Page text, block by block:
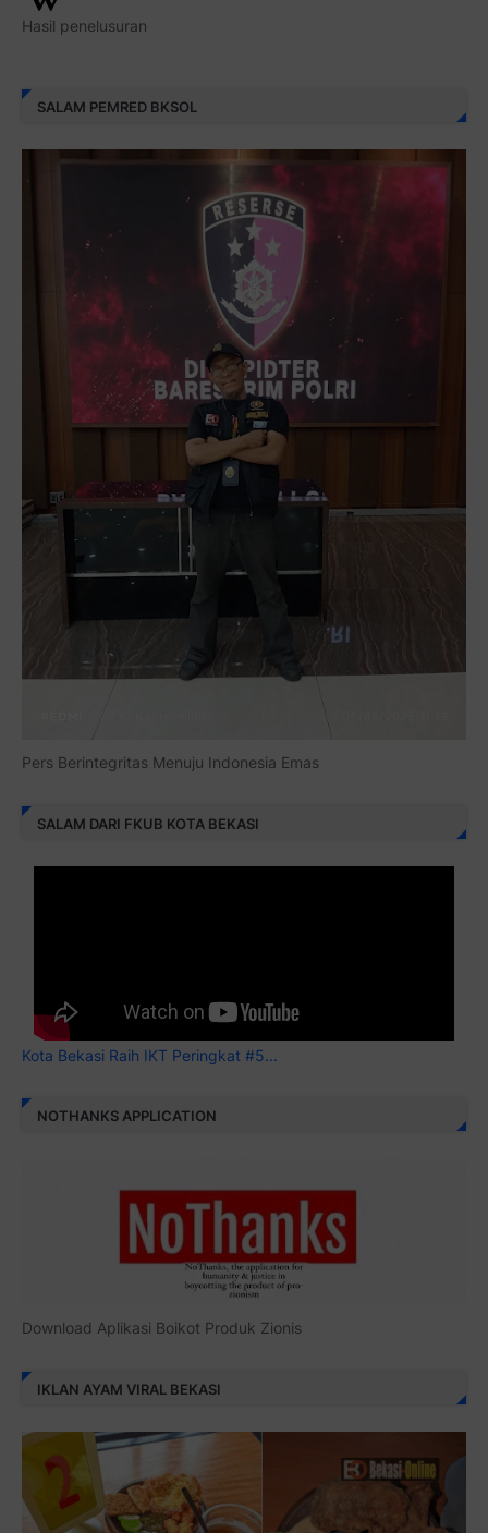
Hasil penelusuran
SALAM PEMRED BKSOL
Pers Berintegritas Menuju Indonesia Emas
SALAM DARI FKUB KOTA BEKASI
Kota Bekasi Raih IKT Peringkat #5...
NOTHANKS APPLICATION
Download Aplikasi Boikot Produk Zionis
IKLAN AYAM VIRAL BEKASI